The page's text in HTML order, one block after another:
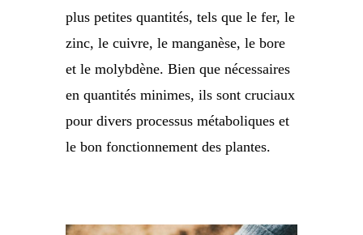
plus petites quantités, tels que le fer, le
zinc, le cuivre, le manganèse, le bore
et le molybdène. Bien que nécessaires
en quantités minimes, ils sont cruciaux
pour divers processus métaboliques et
le bon fonctionnement des plantes.